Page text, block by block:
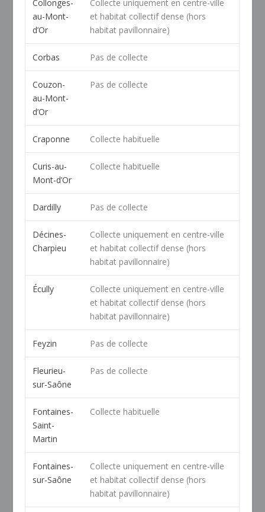
Collonges-
au-Mont-
d’Or
Collecte uniquement en centre-ville
et habitat collectif dense (hors
habitat pavillonnaire)
Corbas Pas de collecte
Couzon-
au-Mont-
d’Or
Pas de collecte
Craponne Collecte habituelle
Curis-au-
Mont-d’Or
Collecte habituelle
Dardilly Pas de collecte
Décines-
Charpieu
Collecte uniquement en centre-ville
et habitat collectif dense (hors
habitat pavillonnaire)
Écully
Collecte uniquement en centre-ville
et habitat collectif dense (hors
habitat pavillonnaire)
Feyzin Pas de collecte
Fleurieu-
sur-Saône
Pas de collecte
Fontaines-
Saint-
Martin
Collecte habituelle
Fontaines-
sur-Saône
Collecte uniquement en centre-ville
et habitat collectif dense (hors
habitat pavillonnaire)